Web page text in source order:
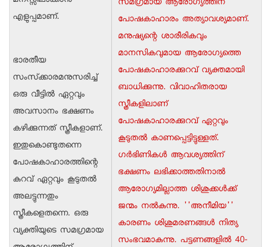
സമഗ്രമായ ആരോഗ്യത്തിന്
പോഷകാഹാരം അത്യാവശ്യമാണ്.
മനുഷ്യന്റെ ശാരീരികവും
മാനസികവുമായ ആരോഗ്യത്തെ
പോഷകാഹാരക്കുറവ് വ്യക്തമായി
ബാധിക്കുന്നു. വിവാഹിതരായ
സ്ത്രീകളിലാണ്
പോഷകാഹാരക്കുറവ് ഏറ്റവും
കൂടുതല്‍ കാണപ്പെട്ടിട്ടുള്ളത്.
ഗര്‍ഭിണികള്‍ ആവശ്യത്തിന്
ഭക്ഷണം ലഭിക്കാത്തതിനാല്‍
ആരോഗ്യമില്ലാത്ത ശിശുക്കള്‍ക്ക്
ജന്മം നല്‍കുന്നു. ''അനീമിയ''
കാരണം ശിശുമരണങ്ങള്‍ നിത്യ
സംഭവമാകുന്നു. പട്ടണങ്ങളില്‍ 40-
എളുപ്പമാണ്.
ഭാരതീയ
സംസ്‌ക്കാരമനുസരിച്ച്
ഒരു വീട്ടില്‍ ഏറ്റവും
അവസാനം ഭക്ഷണം
കഴിക്കുന്നത് സ്ത്രീകളാണ്.
ഇതുകൊണ്ടുതന്നെ
പോഷകാഹാരത്തിന്റെ
കുറവ് ഏറ്റവും കൂടുതല്‍
അലട്ടുന്നതും
സ്ത്രീകളെതന്നെ. ഒരു
വ്യക്തിയുടെ സമഗ്രമായ